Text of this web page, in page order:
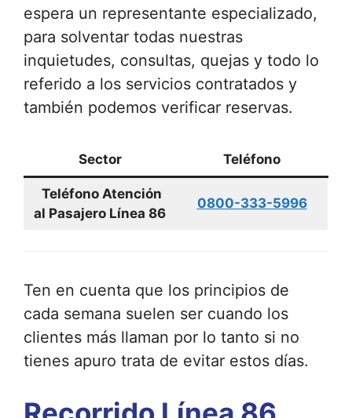
espera un representante especializado,
para solventar todas nuestras
inquietudes, consultas, quejas y todo lo
referido a los servicios contratados y
también podemos verificar reservas.
Sector Teléfono
Teléfono Atención
al Pasajero Línea 86
0800-333-5996
Ten en cuenta que los principios de
cada semana suelen ser cuando los
clientes más llaman por lo tanto si no
tienes apuro trata de evitar estos días.